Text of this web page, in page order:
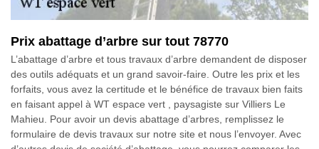
Prix abattage d’arbre sur tout 78770
L’abattage d’arbre et tous travaux d’arbre demandent de disposer
des outils adéquats et un grand savoir-faire. Outre les prix et les
forfaits, vous avez la certitude et le bénéfice de travaux bien faits
en faisant appel à WT espace vert , paysagiste sur Villiers Le
Mahieu. Pour avoir un devis abattage d’arbres, remplissez le
formulaire de devis travaux sur notre site et nous l’envoyer. Avec